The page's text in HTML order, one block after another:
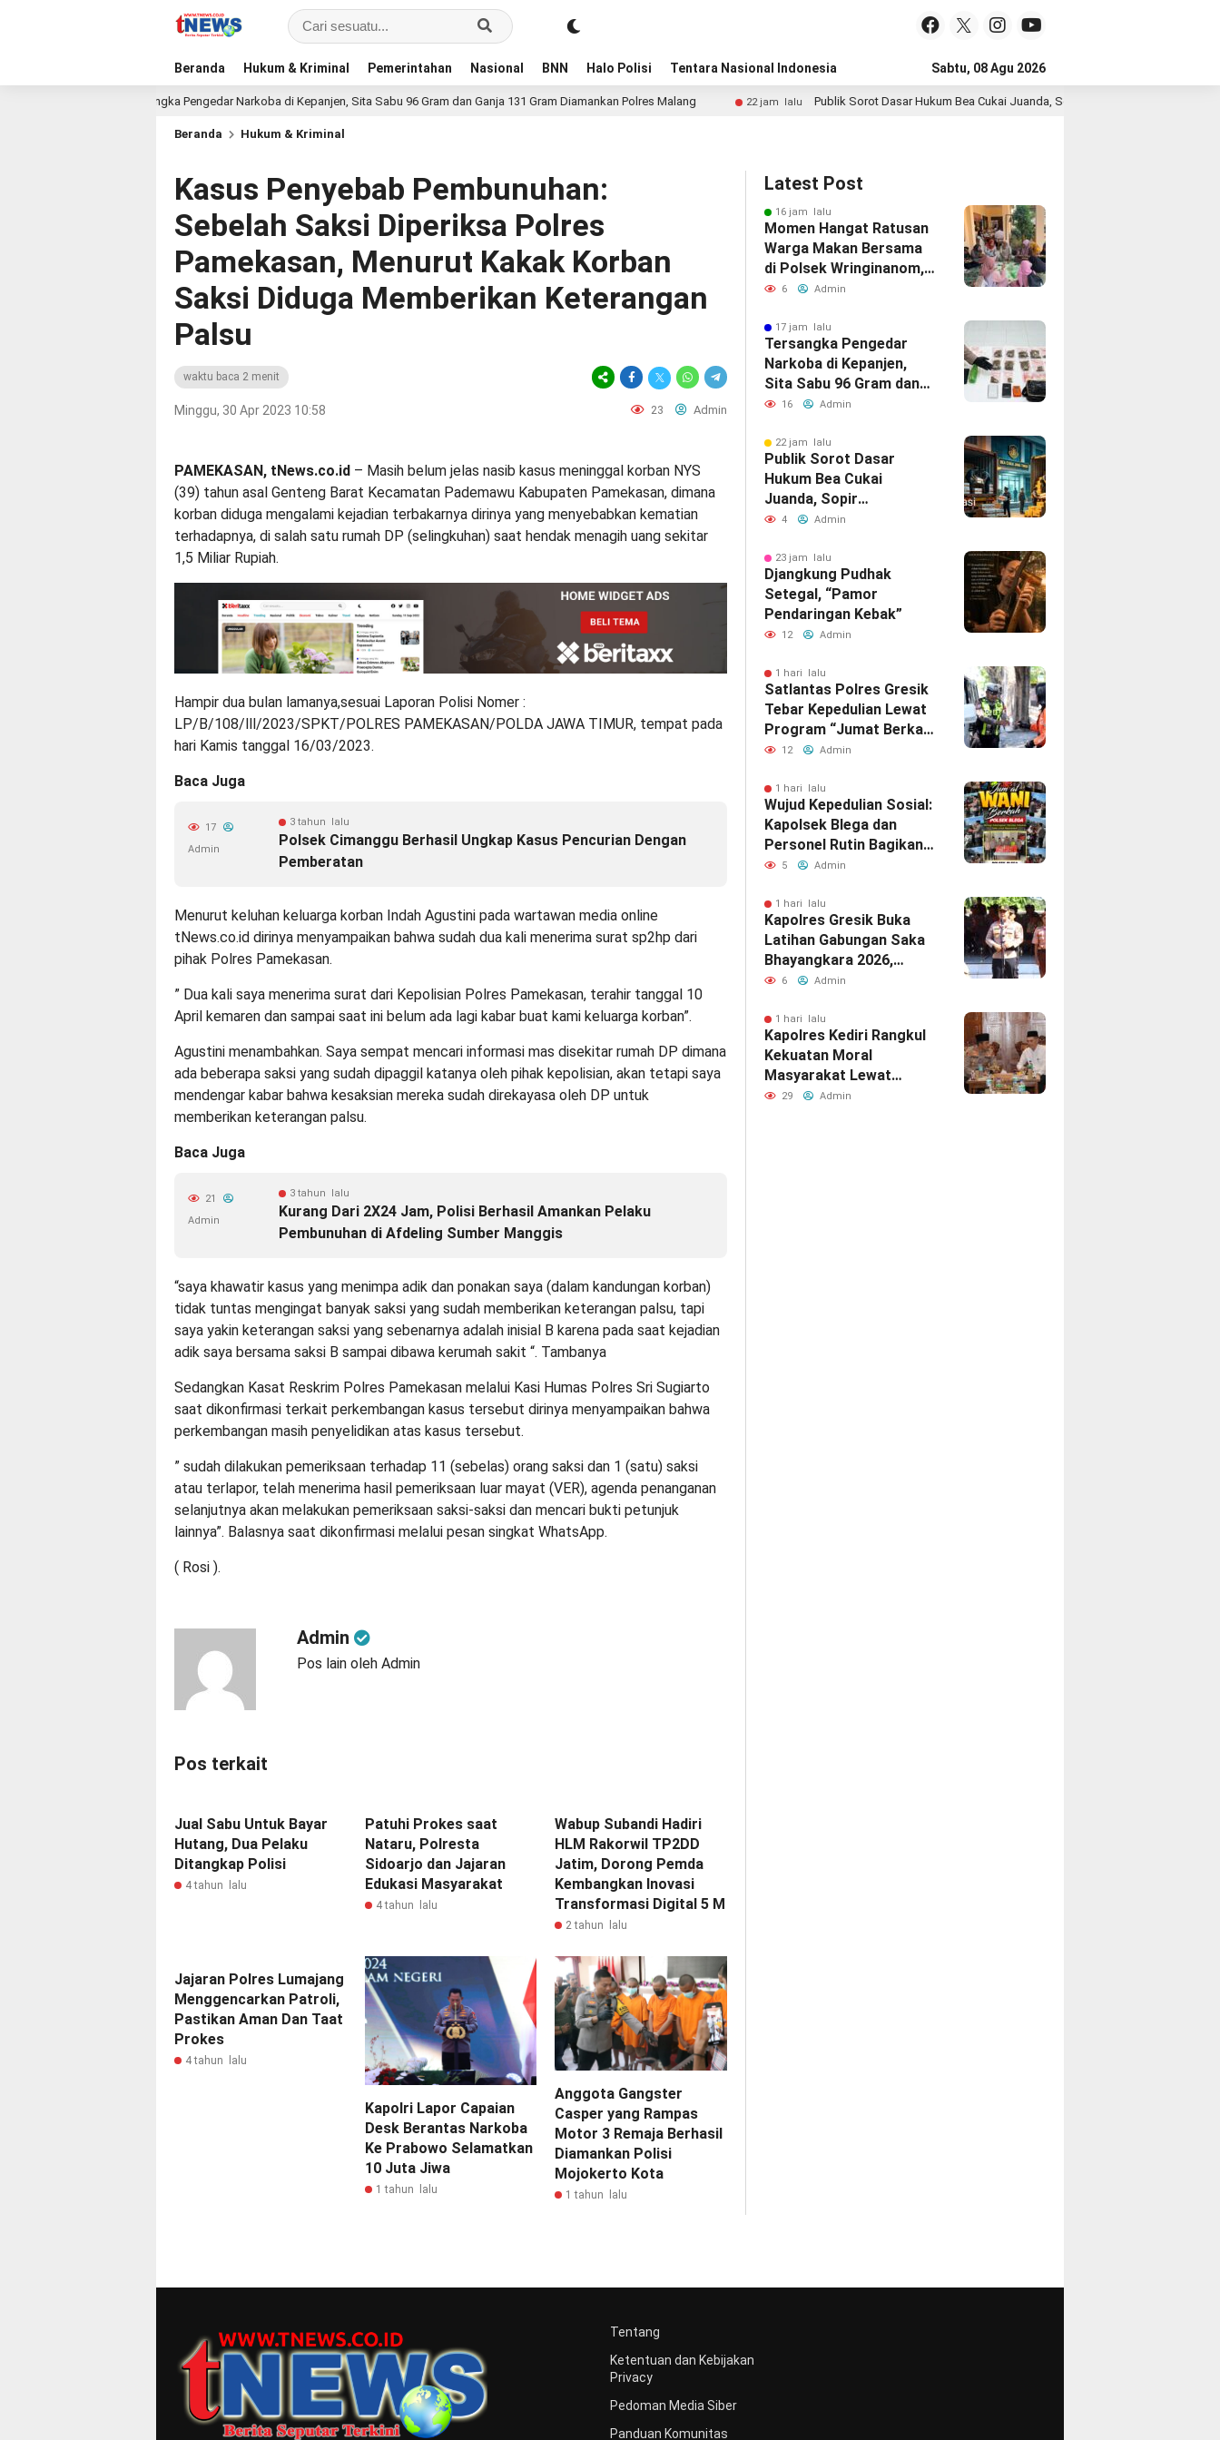
Beranda Hukum & Kriminal Pemerintahan Nasional BNN Halo Polisi Tentara Nasional Indonesia Sabtu, 08 Agu 2026
Tersangka Pengedar Narkoba di Kepanjen, Sita Sabu 96 Gram dan Ganja 131 Gram Diamankan Polres Malang 22 jam lalu Publik Sorot Dasar Hukum Bea Cukai Juanda, Sopir Pengangkut 141 Karton Rokok Ilegal
Beranda Hukum & Kriminal
Kasus Penyebab Pembunuhan:
Sebelah Saksi Diperiksa Polres
Pamekasan, Menurut Kakak Korban
Saksi Diduga Memberikan Keterangan
Palsu
waktu baca 2 menit
Minggu, 30 Apr 2023 10:58 23 Admin
PAMEKASAN, tNews.co.id – Masih belum jelas nasib kasus meninggal korban NYS
(39) tahun asal Genteng Barat Kecamatan Pademawu Kabupaten Pamekasan, dimana
korban diduga mengalami kejadian terbakarnya dirinya yang menyebabkan kematian
terhadapnya, di salah satu rumah DP (selingkuhan) saat hendak menagih uang sekitar
1,5 Miliar Rupiah.
Hampir dua bulan lamanya,sesuai Laporan Polisi Nomer :
LP/B/108/lll/2023/SPKT/POLRES PAMEKASAN/POLDA JAWA TIMUR, tempat pada
hari Kamis tanggal 16/03/2023.
Baca Juga
3 tahun lalu
Polsek Cimanggu Berhasil Ungkap Kasus Pencurian Dengan
Pemberatan
17
Admin
Menurut keluhan keluarga korban Indah Agustini pada wartawan media online
tNews.co.id dirinya menyampaikan bahwa sudah dua kali menerima surat sp2hp dari
pihak Polres Pamekasan.
” Dua kali saya menerima surat dari Kepolisian Polres Pamekasan, terahir tanggal 10
April kemaren dan sampai saat ini belum ada lagi kabar buat kami keluarga korban”.
Agustini menambahkan. Saya sempat mencari informasi mas disekitar rumah DP dimana
ada beberapa saksi yang sudah dipaggil katanya oleh pihak kepolisian, akan tetapi saya
mendengar kabar bahwa kesaksian mereka sudah direkayasa oleh DP untuk
memberikan keterangan palsu.
Baca Juga
3 tahun lalu
Kurang Dari 2X24 Jam, Polisi Berhasil Amankan Pelaku
Pembunuhan di Afdeling Sumber Manggis
21
Admin
“saya khawatir kasus yang menimpa adik dan ponakan saya (dalam kandungan korban)
tidak tuntas mengingat banyak saksi yang sudah memberikan keterangan palsu, tapi
saya yakin keterangan saksi yang sebenarnya adalah inisial B karena pada saat kejadian
adik saya bersama saksi B sampai dibawa kerumah sakit “. Tambanya
Sedangkan Kasat Reskrim Polres Pamekasan melalui Kasi Humas Polres Sri Sugiarto
saat dikonfirmasi terkait perkembangan kasus tersebut dirinya menyampaikan bahwa
perkembangan masih penyelidikan atas kasus tersebut.
” sudah dilakukan pemeriksaan terhadap 11 (sebelas) orang saksi dan 1 (satu) saksi
atau terlapor, telah menerima hasil pemeriksaan luar mayat (VER), agenda penanganan
selanjutnya akan melakukan pemeriksaan saksi-saksi dan mencari bukti petunjuk
lainnya”. Balasnya saat dikonfirmasi melalui pesan singkat WhatsApp.
( Rosi ).
Admin
Pos lain oleh Admin
Pos terkait
Jual Sabu Untuk Bayar
Hutang, Dua Pelaku
Ditangkap Polisi
4 tahun lalu
Patuhi Prokes saat
Nataru, Polresta
Sidoarjo dan Jajaran
Edukasi Masyarakat
4 tahun lalu
Wabup Subandi Hadiri
HLM Rakorwil TP2DD
Jatim, Dorong Pemda
Kembangkan Inovasi
Transformasi Digital 5 M
2 tahun lalu
Jajaran Polres Lumajang
Menggencarkan Patroli,
Pastikan Aman Dan Taat
Prokes
4 tahun lalu
Kapolri Lapor Capaian
Desk Berantas Narkoba
Ke Prabowo Selamatkan
10 Juta Jiwa
1 tahun lalu
Anggota Gangster
Casper yang Rampas
Motor 3 Remaja Berhasil
Diamankan Polisi
Mojokerto Kota
1 tahun lalu
Latest Post
16 jam lalu
Momen Hangat Ratusan
Warga Makan Bersama
di Polsek Wringinanom,
Pererat Silaturahmi dan
6 Admin
17 jam lalu
Tersangka Pengedar
Narkoba di Kepanjen,
Sita Sabu 96 Gram dan
Ganja 131 Gram
Malang
16 Admin
22 jam lalu
Publik Sorot Dasar
Hukum Bea Cukai
Juanda, Sopir
Pengangkut 141 Karton
4 Admin
23 jam lalu
Djangkung Pudhak
Setegal, “Pamor
Pendaringan Kebak”
12 Admin
1 hari lalu
Satlantas Polres Gresik
Tebar Kepedulian Lewat
Program “Jumat Berkah
Berbagi”
12 Admin
1 hari lalu
Wujud Kepedulian Sosial:
Kapolsek Blega dan
Personel Rutin Bagikan
Nasi Setiap Jumat
5 Admin
1 hari lalu
Kapolres Gresik Buka
Latihan Gabungan Saka
Bhayangkara 2026,
Cetak Generasi Muda
Kamtibmas
6 Admin
1 hari lalu
Kapolres Kediri Rangkul
Kekuatan Moral
Masyarakat Lewat
Silaturahmi
29 Admin
Tentang
Ketentuan dan Kebijakan
Privacy
Pedoman Media Siber
Panduan Komunitas